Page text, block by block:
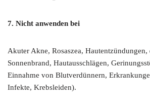
7. Nicht anwenden bei
Akuter Akne, Rosaszea,
Sonnenbrand, Hautausschlägen,
Einnahme von Blutverdünnern,
Infekte, Krebsleiden).